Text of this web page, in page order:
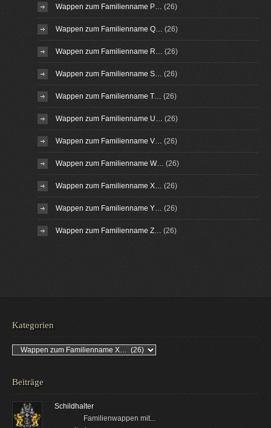
Wappen zum Familienname P… (26)
Wappen zum Familienname Q… (26)
Wappen zum Familienname R… (26)
Wappen zum Familienname S… (26)
Wappen zum Familienname T… (26)
Wappen zum Familienname U… (26)
Wappen zum Familienname V… (26)
Wappen zum Familienname W… (26)
Wappen zum Familienname X… (26)
Wappen zum Familienname Y… (26)
Wappen zum Familienname Z… (26)
Kategorien
Kategorien
Beiträge
Schildhalter
Familienwappen mit...